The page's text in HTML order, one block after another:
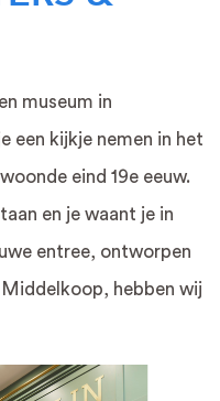
museum in
een kijkje nemen in het
eind 19e eeuw.
en je waant je in
entree, ontworpen
hebben wij